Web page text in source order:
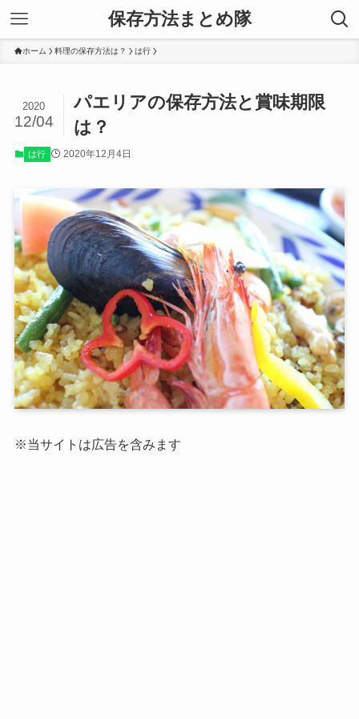
保存方法まとめ隊
ホーム 料理の保存方法は？ は行
パエリアの保存方法と賞味期限
は？
2020
12/04
は行 2020年12月4日
※当サイトは広告を含みます